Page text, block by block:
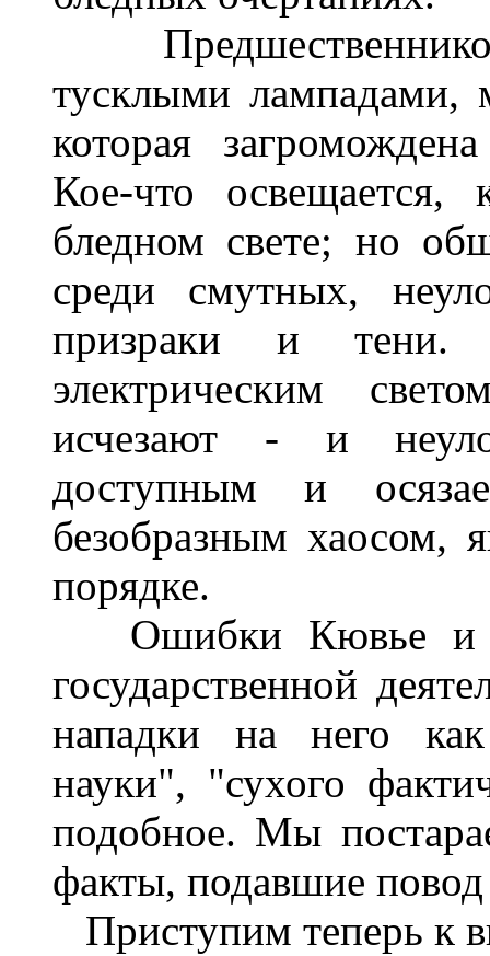
тусклыми лампадами,
которая
Кое-что освещается,
бледном свете; но
среди смутных,
призраки и тени.
электрическим
исчезают - и
доступным и
безобразным хаосом,
порядке.
Ошибки Кювье и
государственной
нападки на него
науки", "сухого
подобное. Мы
факты, подавшие
Приступим теперь к